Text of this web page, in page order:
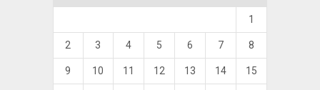
1
2 3 4 5 6 7 8
9 10 11 12 13 14 15